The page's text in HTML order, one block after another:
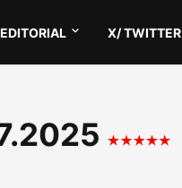
EDITORIAL X/ TWITTER